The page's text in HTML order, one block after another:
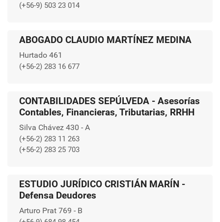
(+56-9) 503 23 014
ABOGADO CLAUDIO MARTÍNEZ MEDINA
Hurtado 461
(+56-2) 283 16 677
CONTABILIDADES SEPÚLVEDA - Asesorías
Contables, Financieras, Tributarias, RRHH
Silva Chávez 430 - A
(+56-2) 283 11 263
(+56-2) 283 25 703
ESTUDIO JURÍDICO CRISTIÁN MARÍN -
Defensa Deudores
Arturo Prat 769 - B